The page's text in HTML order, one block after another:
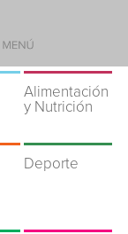
Alimentación
y Nutrición
Deporte